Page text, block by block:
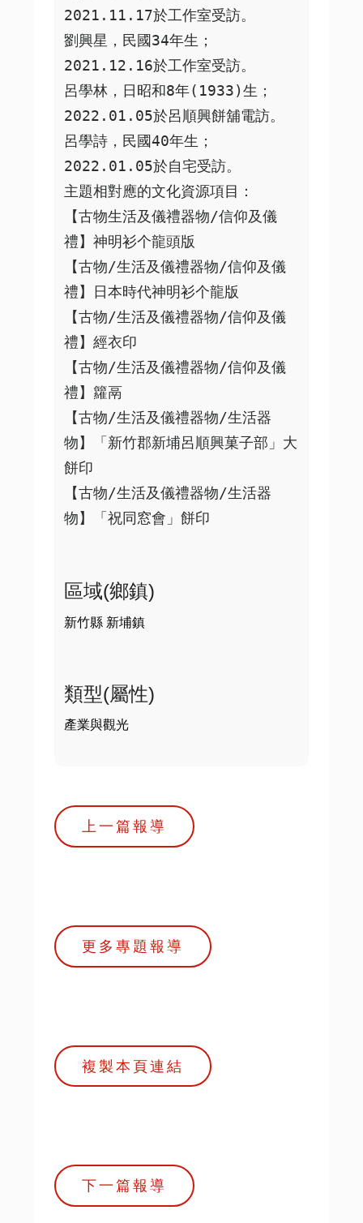
2021.11.17於工作室受訪。
劉興星，民國34年生；
2021.12.16於工作室受訪。
呂學林，日昭和8年(1933)生；
2022.01.05於呂順興餅舖電訪。
呂學詩，民國40年生；
2022.01.05於自宅受訪。
主題相對應的文化資源項目：
【古物生活及儀禮器物/信仰及儀
禮】神明衫个龍頭版
【古物/生活及儀禮器物/信仰及儀
禮】日本時代神明衫个龍版
【古物/生活及儀禮器物/信仰及儀
禮】經衣印
【古物/生活及儀禮器物/信仰及儀
禮】籮鬲
【古物/生活及儀禮器物/生活器
物】「新竹郡新埔呂順興菓子部」大
餅印
【古物/生活及儀禮器物/生活器
物】「祝同窓會」餅印
區域(鄉鎮)
新竹縣 新埔鎮
類型(屬性)
產業與觀光
上一篇報導
更多專題報導
複製本頁連結
下一篇報導